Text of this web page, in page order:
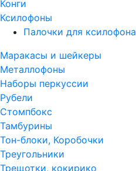
Конги
Ксилофоны
Палочки для ксилофона
Маракасы и шейкеры
Металлофоны
Наборы перкуссии
Рубели
Стомпбокс
Тамбурины
Тон-блоки, Коробочки
Треугольники
Трещотки, кокирико